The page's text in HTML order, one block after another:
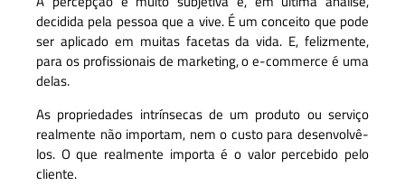
decidida pela pessoa que a vive. É um conceito que pode
ser aplicado em muitas facetas da vida. E, felizmente,
para os profissionais de marketing, o e-commerce é uma
delas.
As propriedades intrínsecas de um produto ou serviço
realmente não importam, nem o custo para desenvolvê-
los. O que realmente importa é o valor percebido pelo
cliente.